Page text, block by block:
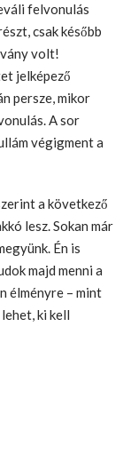
felvonulás
csak később
volt!
jelképező
persze, mikor
A sor
végigment a
a következő
lesz. Sokan már
Én is
majd menni a
élményre – mint
ki kell